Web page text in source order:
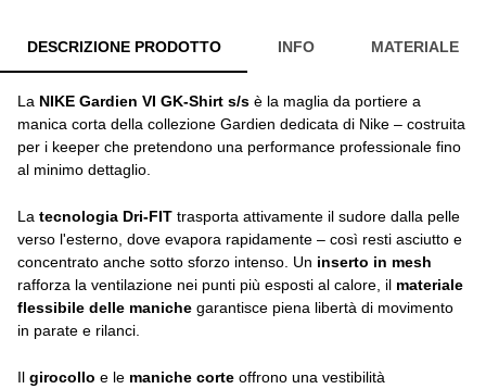
DESCRIZIONE PRODOTTO INFO MATERIALE
La NIKE Gardien VI GK-Shirt s/s è la maglia da portiere a
manica corta della collezione Gardien dedicata di Nike – costruita
per i keeper che pretendono una performance professionale fino
al minimo dettaglio.
La tecnologia Dri-FIT trasporta attivamente il sudore dalla pelle
verso l'esterno, dove evapora rapidamente – così resti asciutto e
concentrato anche sotto sforzo intenso. Un inserto in mesh
rafforza la ventilazione nei punti più esposti al calore, il materiale
flessibile delle maniche garantisce piena libertà di movimento
in parate e rilanci.
Il girocollo e le maniche corte offrono una vestibilità